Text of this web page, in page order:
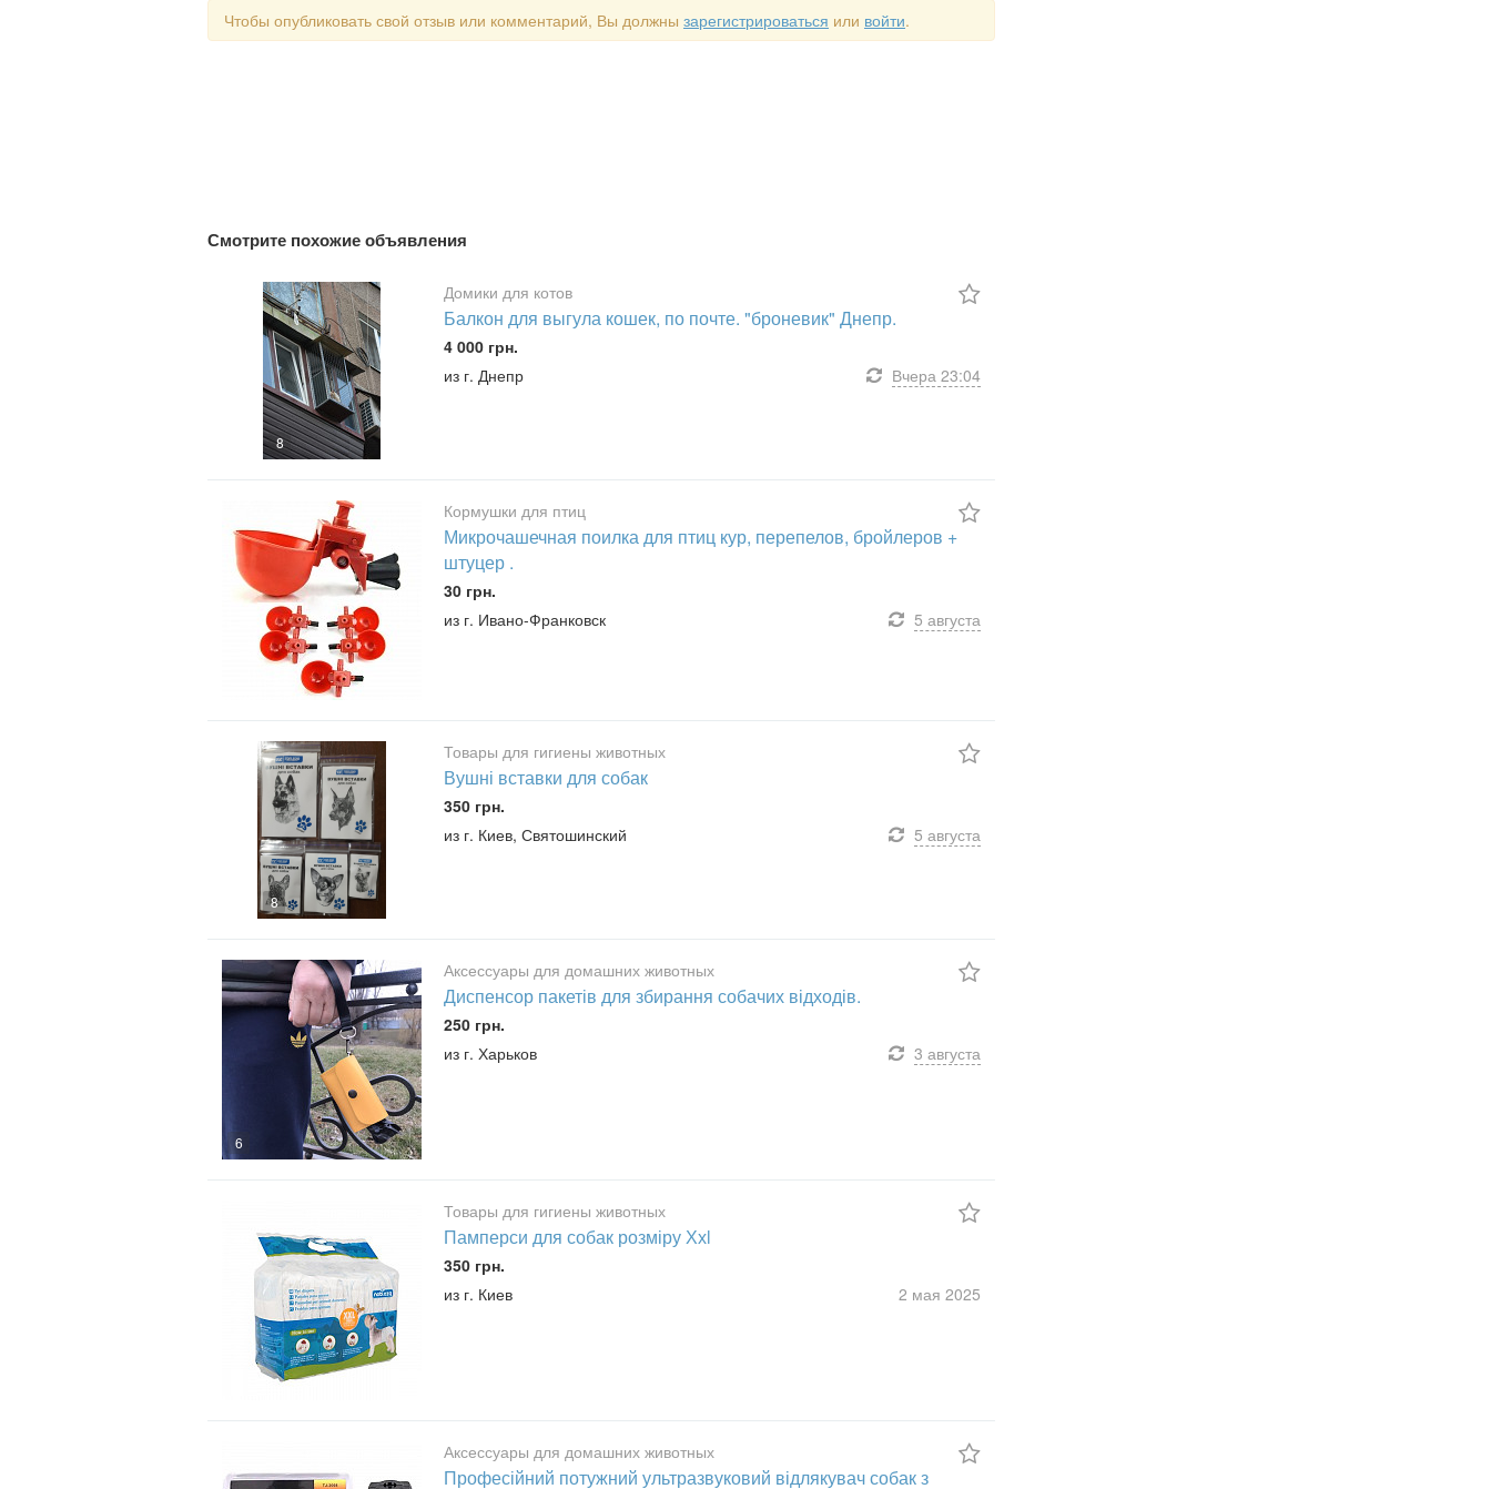
Чтобы опубликовать свой отзыв или комментарий, Вы должны зарегистрироваться или войти.
Смотрите похожие объявления
8
Домики для котов
Балкон для выгула кошек, по почте. "броневик" Днепр.
4 000 грн.
из г. Днепр
Вчера 23:04
Кормушки для птиц
Микрочашечная поилка для птиц кур, перепелов, бройлеров +
штуцер .
30 грн.
из г. Ивано-Франковск
5 августа
8
Товары для гигиены животных
Вушні вставки для собак
350 грн.
из г. Киев, Святошинский
5 августа
6
Аксессуары для домашних животных
Диспенсор пакетів для збирання собачих відходів.
250 грн.
из г. Харьков
3 августа
Товары для гигиены животных
Памперси для собак розміру Ххl
350 грн.
из г. Киев
2 мая 2025
Аксессуары для домашних животных
Професійний потужний ультразвуковий відлякувач собак з